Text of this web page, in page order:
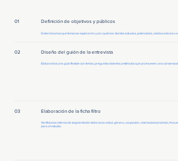
01 Definición de objetivos y públicos
Determinamos qué temas se explorarán y con quiénes: clientes actuales, potenciales, colaboradores o
02 Diseño del guión de la entrevista
Elaboramos una guía flexible con temas, preguntas abiertas y estímulos que promueven una
03 Elaboración de la ficha filtro
Verificamos criterios de segmentación tales como edad, género, ocupación, nivel socioeconómico,
para el estudio.